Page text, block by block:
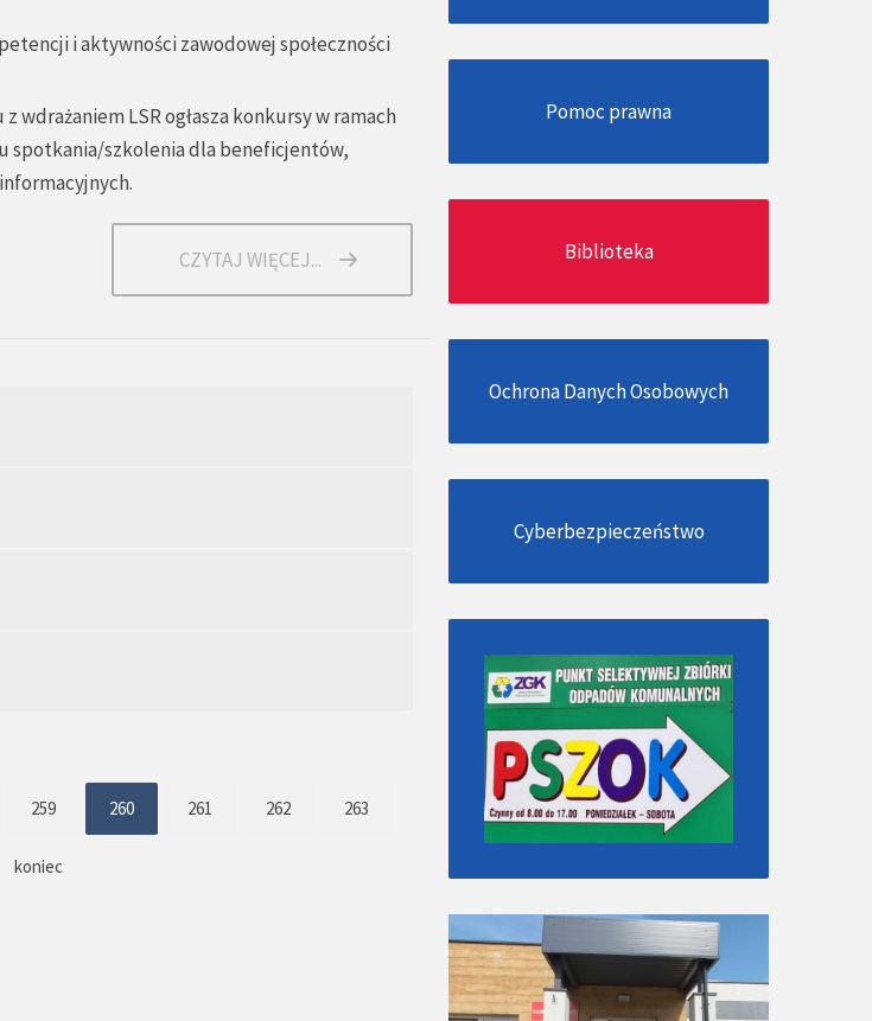
i aktywności zawodowej społeczności
wdrażaniem LSR ogłasza konkursy w ramach
spotkania/szkolenia dla beneficjentów,
CZYTAJ WIĘCEJ...
259 260 261 262 263
koniec
Pomoc prawna
Biblioteka
Ochrona Danych Osobowych
Cyberbezpieczeństwo